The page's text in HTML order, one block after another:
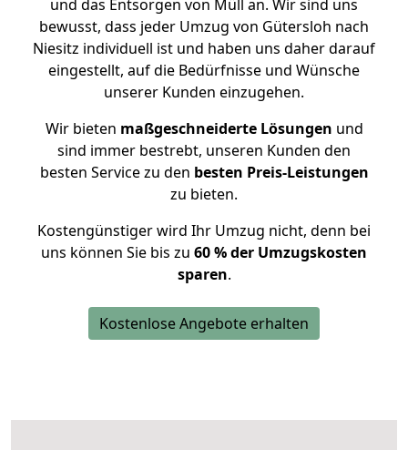
und das Entsorgen von Müll an. Wir sind uns
bewusst, dass jeder Umzug von Gütersloh nach
Niesitz individuell ist und haben uns daher darauf
eingestellt, auf die Bedürfnisse und Wünsche
unserer Kunden einzugehen.
Wir bieten maßgeschneiderte Lösungen und
sind immer bestrebt, unseren Kunden den
besten Service zu den besten Preis-Leistungen
zu bieten.
Kostengünstiger wird Ihr Umzug nicht, denn bei
uns können Sie bis zu 60 % der Umzugskosten
sparen.
Kostenlose Angebote erhalten